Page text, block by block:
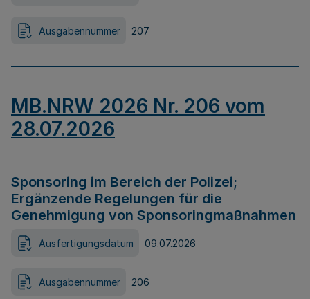
Ausgabennummer 207
MB.NRW 2026 Nr. 206 vom
28.07.2026
Sponsoring im Bereich der Polizei;
Ergänzende Regelungen für die
Genehmigung von Sponsoringmaßnahmen
Ausfertigungsdatum 09.07.2026
Ausgabennummer 206